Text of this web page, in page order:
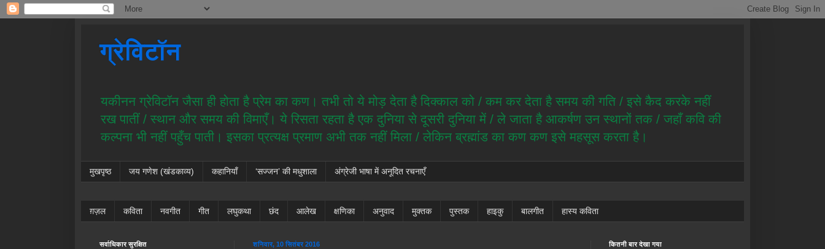
ग्रेविटॉन
यकीनन ग्रेविटॉन जैसा ही होता है प्रेम का कण। तभी तो ये मोड़ देता है दिक्काल को / कम कर देता है समय की गति / इसे कैद करके नहीं
रख पातीं / स्थान और समय की विमाएँ। ये रिसता रहता है एक दुनिया से दूसरी दुनिया में / ले जाता है आकर्षण उन स्थानों तक / जहाँ कवि की
कल्पना भी नहीं पहुँच पाती। इसका प्रत्यक्ष प्रमाण अभी तक नहीं मिला / लेकिन ब्रह्मांड का कण कण इसे महसूस करता है।
मुखपृष्ठ जय गणेश (खंडकाव्य) कहानियाँ ‘सज्जन’ की मधुशाला अंग्रेजी भाषा में अनूदित रचनाएँ
ग़ज़ल कविता नवगीत गीत लघुकथा छंद आलेख क्षणिका अनुवाद मुक्तक पुस्तक हाइकु बालगीत हास्य कविता
शनिवार, 10 सितंबर 2016
सर्वाधिकार सुरक्षित कितनी बार देखा गया